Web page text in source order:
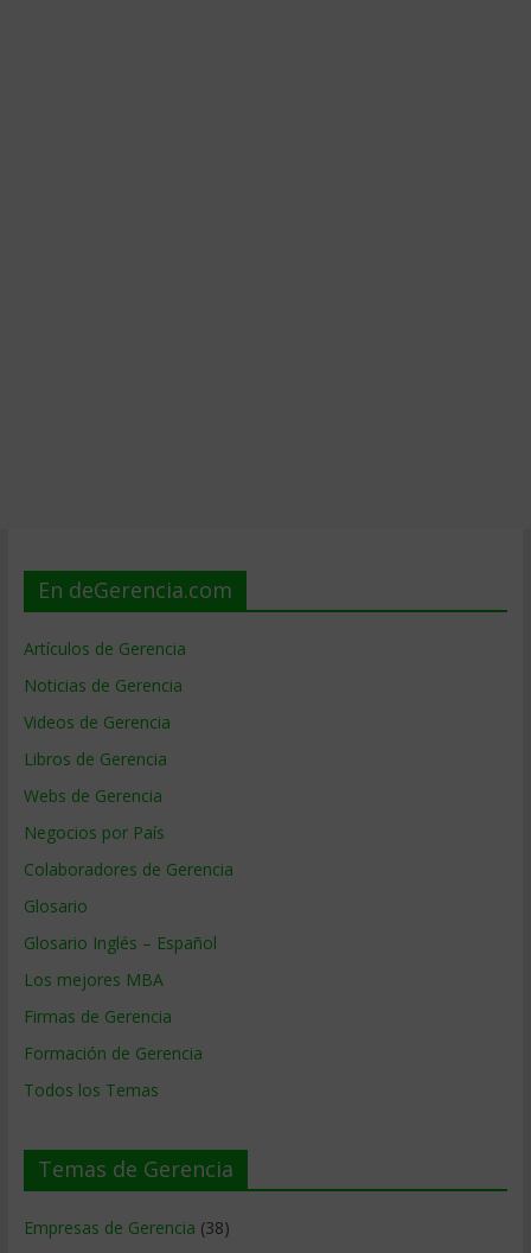
En deGerencia.com
Artículos de Gerencia
Noticias de Gerencia
Videos de Gerencia
Libros de Gerencia
Webs de Gerencia
Negocios por País
Colaboradores de Gerencia
Glosario
Glosario Inglés – Español
Los mejores MBA
Firmas de Gerencia
Formación de Gerencia
Todos los Temas
Temas de Gerencia
Empresas de Gerencia (38)